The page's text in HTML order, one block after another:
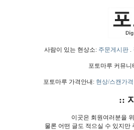
사람이 있는 현상소: 주문게시판.
포토마루 커뮤
포토마루 가격안내: 현상/스캔가격
::
이곳은 회원여러분을
물론 어떤 글도 적으실 수 있지만